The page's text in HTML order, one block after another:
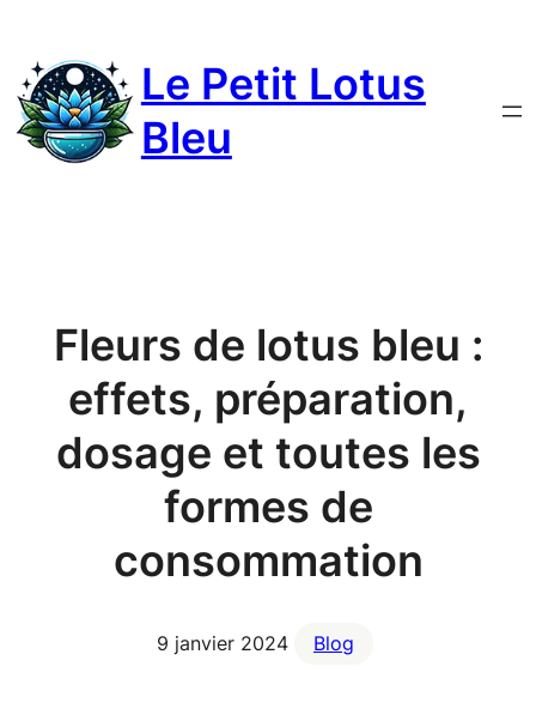
Le Petit Lotus
Bleu
Fleurs de lotus bleu :
effets, préparation,
dosage et toutes les
formes de
consommation
9 janvier 2024 Blog